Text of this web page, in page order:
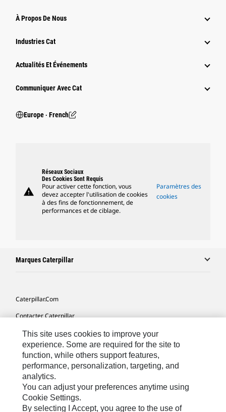
À Propos De Nous
Industries Cat
Actualités Et Événements
Communiquer Avec Cat
Europe ‧ French
warning
Réseaux Sociaux
Des Cookies Sont Requis
Pour activer cette fonction, vous
devez accepter l'utilisation de cookies
à des fins de fonctionnement, de
performances et de ciblage.
Paramètres des
cookies
Marques Caterpillar
Caterpillar.com
Contacter Caterpillar
Mes Préférences Marketing
Plan Du Site
Cookie Settings
Légales
Confidentialité
This site uses cookies to improve your
experience. Some are required for the site to
function, while others support features,
performance, personalization, targeting, and
analytics.
You can adjust your preferences anytime using
Cookie Settings.
By selecting I Accept, you agree to the use of